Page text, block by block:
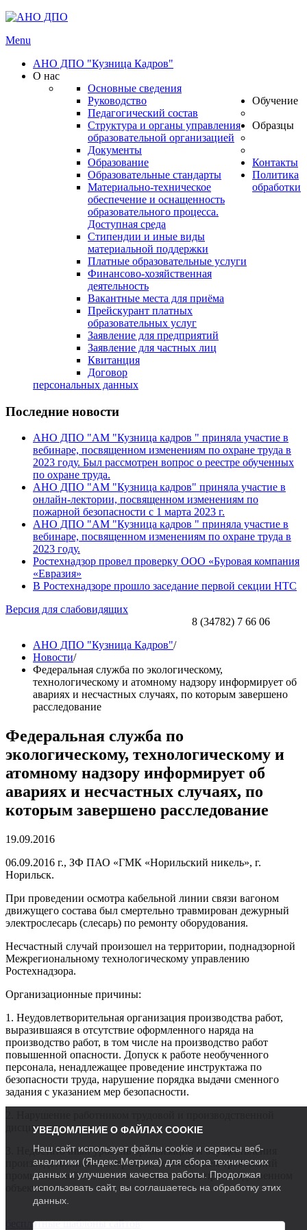
Menu
АНО ДПО "Кузница Кадров"
О нас
Основные сведения
Руководство
Педагогический состав
Структура и органы управления
образовательной организацией
Документы
Образование
Образовательные стандарты
Материально-техническое
обеспечение и оснащенность
образовательного процесса.
Доступная среда
Стипендии и иные виды
материальной поддержки
Платные образовательные услуги
Финансово-хозяйственная
деятельность
Вакантные места для приёма
Обучение
Прейскурант платных
образовательных услуг
Образцы
Заявление для предприятий
Заявление для частных лиц
Квитанция
Договор
Контакты
Политика
обработки
персональных данных
Последние новости
АНО ДПО "АМ "Кузница кадров " приняла участие в
вебинаре, посвященном изменениям по охране труда в
2023 году. Был рассмотрен вопрос о реестре обученных
по охране труда.
АНО ДПО "АМ "Кузница кадров" приняла участие в
онлайн-лектории, посвященном изменениям по
пожарной безопасности с 1 марта 2023 г.
АНО ДПО "АМ "Кузница кадров " приняла участие в
вебинаре, посвященном изменениям по охране труда в
2023 году.
Ростехнадзор провел проверку ООО «Буровая компания
«Евразия»
В Ростехнадзоре прошло заседание первой секции НТС
Версия для слабовидящих
8 (34782) 7 66 06
АНО ДПО "Кузница Кадров"/
Новости/
Федеральная служба по экологическому,
технологическому и атомному надзору информирует об
авариях и несчастных случаях, по которым завершено
расследование
Федеральная служба по
экологическому, технологическому и
атомному надзору информирует об
авариях и несчастных случаях, по
которым завершено расследование
19.09.2016
06.09.2016 г., ЗФ ПАО «ГМК «Норильский никель», г.
Норильск.
При проведении осмотра кабельной линии связи вагоном
движущего состава был смертельно травмирован дежурный
электрослесарь (слесарь) по ремонту оборудования.
Несчастный случай произошел на территории, поднадзорной
Межрегиональному технологическому управлению
Ростехнадзора.
Организационные причины:
1. Неудовлетворительная организация производства работ,
выразившаяся в отсутствие оформленного наряда на
производство работ, в том числе на производство работ
повышенной опасности. Допуск к работе необученного
персонала, ненадлежащее проведение инструктажа по
безопасности труда, нарушение порядка выдачи сменного
задания с указанием мер безопасности.
дисциплины.
3. Недостаточный уровень организации и осуществления
производственного контроля за соблюдением требований
промышленной безопасности на опасном производственном
объекте.
бесплатные шаблоны сайтов
УВЕДОМЛЕНИЕ О ФАЙЛАХ COOKIE
Наш сайт использует файлы cookie и сервисы веб-
аналитики (Яндекс.Метрика) для сбора технических
данных и улучшения качества работы. Продолжая
использовать сайт, вы соглашаетесь на обработку этих
данных.